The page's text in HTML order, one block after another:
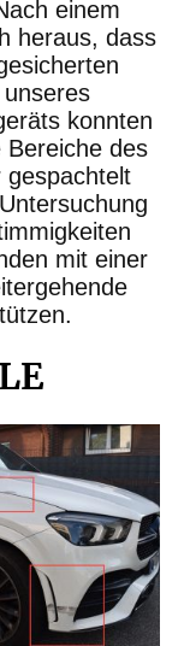
einem
heraus, dass
konnten
des
gespachtelt
mit einer